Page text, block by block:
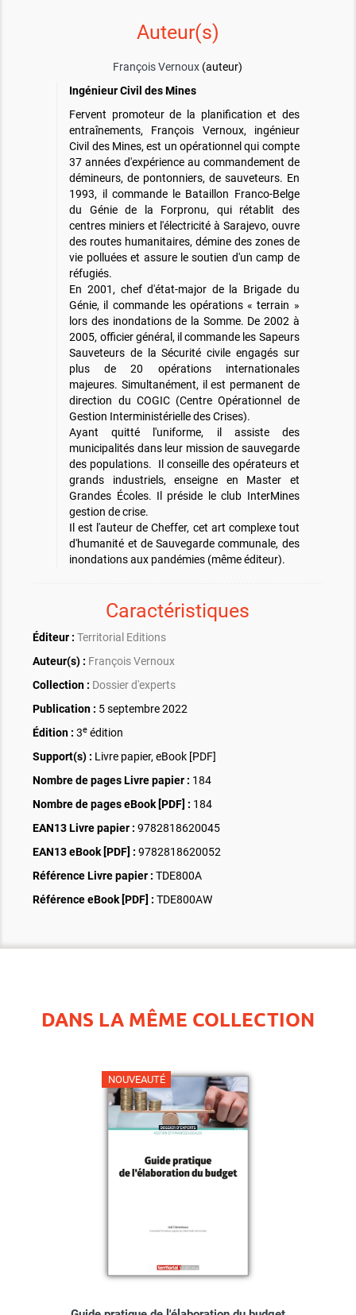
Auteur(s)
François Vernoux (auteur)
Ingénieur Civil des Mines
Fervent promoteur de la planification et des
entraînements, François Vernoux, ingénieur
Civil des Mines, est un opérationnel qui compte
37 années d'expérience au commandement de
démineurs, de pontonniers, de sauveteurs. En
1993, il commande le Bataillon Franco-Belge
du Génie de la Forpronu, qui rétablit des
centres miniers et l'électricité à Sarajevo, ouvre
des routes humanitaires, démine des zones de
vie polluées et assure le soutien d'un camp de
réfugiés.
En 2001, chef d'état-major de la Brigade du
Génie, il commande les opérations « terrain »
lors des inondations de la Somme. De 2002 à
2005, officier général, il commande les Sapeurs
Sauveteurs de la Sécurité civile engagés sur
plus de 20 opérations internationales
majeures. Simultanément, il est permanent de
direction du COGIC (Centre Opérationnel de
Gestion Interministérielle des Crises).
Ayant quitté l'uniforme, il assiste des
municipalités dans leur mission de sauvegarde
des populations. Il conseille des opérateurs et
grands industriels, enseigne en Master et
Grandes Écoles. Il préside le club InterMines
gestion de crise.
Il est l'auteur de Cheffer, cet art complexe tout
d'humanité et de Sauvegarde communale, des
inondations aux pandémies (même éditeur).
Caractéristiques
Éditeur : Territorial Editions
Auteur(s) : François Vernoux
Collection : Dossier d'experts
Publication : 5 septembre 2022
Édition : 3e édition
Support(s) : Livre papier, eBook [PDF]
Nombre de pages Livre papier : 184
Nombre de pages eBook [PDF] : 184
EAN13 Livre papier : 9782818620045
EAN13 eBook [PDF] : 9782818620052
Référence Livre papier : TDE800A
Référence eBook [PDF] : TDE800AW
DANS LA MÊME COLLECTION
NOUVEAUTÉ